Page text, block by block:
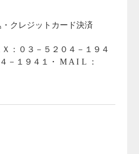
クレジットカード決済
０３－５２０４－１９４
－１９４１・ M A I L ：